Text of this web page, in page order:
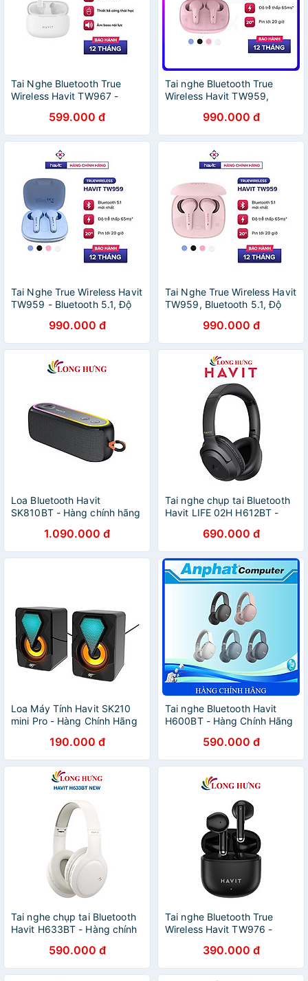
Tai Nghe Bluetooth True
Wireless Havit TW967 -
Thái Học, Driver 10mm,
Nghe Nhạc Đến 5H - Hàng
Chính Hãng
599.000 đ
Tai nghe Bluetooth True
Wireless Havit TW959,
65ms, Nghe Độc Lập, Pin
Tới 20H - Hàng Chính Hãng
990.000 đ
Tai Nghe True Wireless Havit
TW959 - Bluetooth 5.1, Độ
Lập, Pin Tới 20H - Hàng
Chính Hãng
990.000 đ
Tai Nghe True Wireless Havit
TW959, Bluetooth 5.1, Độ
IPX4, Pin Tới 20H - Hàng
Chính Hãng
990.000 đ
Loa Bluetooth Havit
SK810BT - Hàng chính hãng
1.090.000 đ
Tai nghe chụp tai Bluetooth
Havit LIFE 02H H612BT -
690.000 đ
Loa Máy Tính Havit SK210
mini Pro - Hàng Chính Hãng
190.000 đ
Tai nghe Bluetooth Havit
H600BT - Hàng Chính Hãng
590.000 đ
Tai nghe chụp tai Bluetooth
Havit H633BT - Hàng chính
590.000 đ
Tai nghe Bluetooth True
Wireless Havit TW976 -
390.000 đ